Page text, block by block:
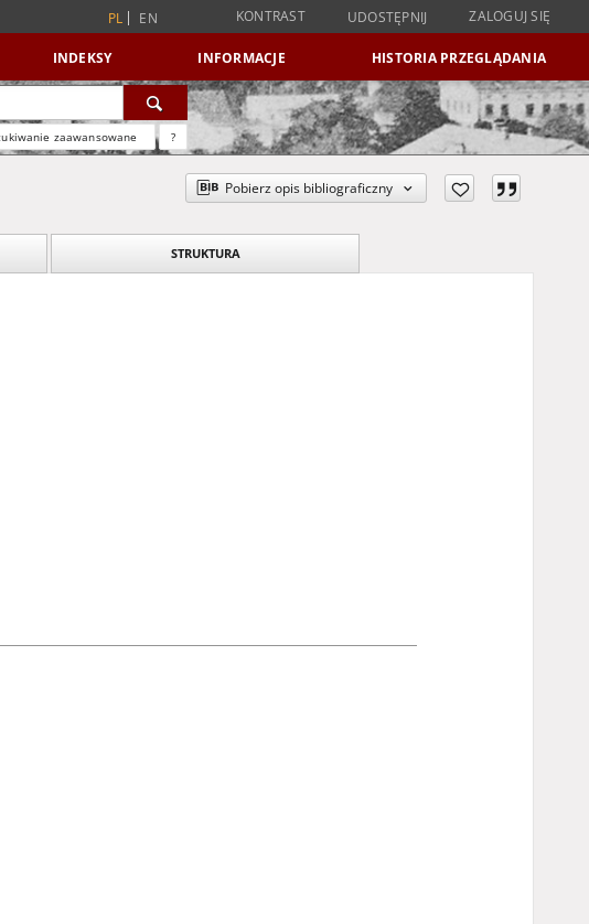
PL EN KONTRAST UDOSTĘPNIJ ZALOGUJ SIĘ
INDEKSY INFORMACJE HISTORIA PRZEGLĄDANIA
zaawansowane ?
Pobierz opis bibliograficzny
STRUKTURA